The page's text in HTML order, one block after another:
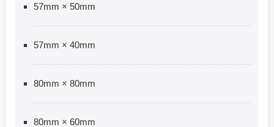
57mm × 50mm
57mm × 40mm
80mm × 80mm
80mm × 60mm